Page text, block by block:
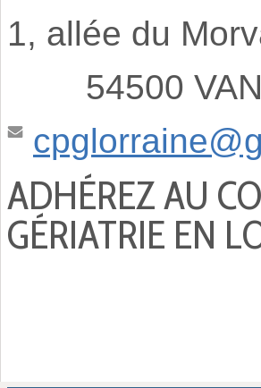
1, allée du
54500
ADHÉREZ AU
GÉRIATRIE EN